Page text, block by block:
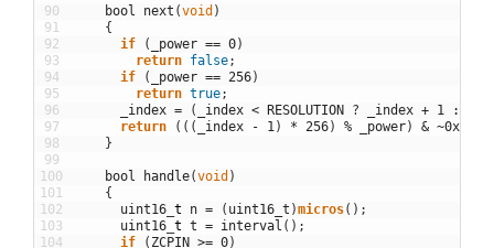
90
91
92
93
94
95
96
97
98
99
100
101
102
103
104
bool next (void )
{
if
( _power == 0)
return false;
if
( _power == 256)
return true;
_index = ( _index < RESOLUTION ? _index + 1 :
return
( ( ( _index - 1 ) * 256) % _power) & ~0xFF
}
bool handle(void )
{
uint16 t n = ( uint16_t )micros( ) ;
uint16 t t = interval ( ) ;
if
( ZCPIN >= 0)